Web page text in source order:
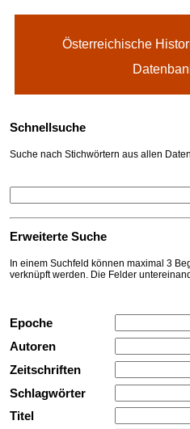
Österreichische
Schnellsuche
Suche nach Stichwörtern aus allen
Erweiterte Suche
In einem Suchfeld können maximal 3
verknüpft werden. Die Felder
Epoche
Autoren
Zeitschriften
Schlagwörter
Titel